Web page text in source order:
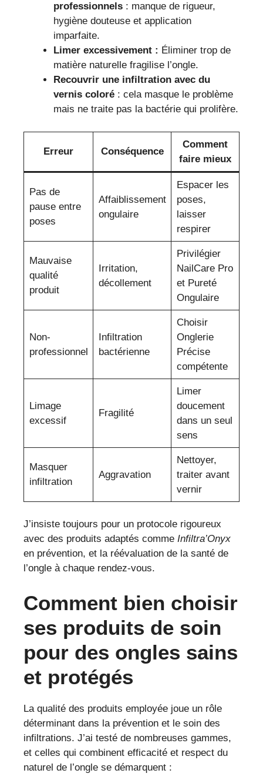
professionnels : manque de rigueur,
hygiène douteuse et application
imparfaite.
Limer excessivement : Éliminer trop de
matière naturelle fragilise l’ongle.
Recouvrir une infiltration avec du
vernis coloré : cela masque le problème
mais ne traite pas la bactérie qui prolifère.
Erreur Conséquence
Comment
faire mieux
Pas de
pause entre
poses
Affaiblissement
ongulaire
Espacer les
poses,
laisser
respirer
Mauvaise
qualité
produit
Irritation,
décollement
Privilégier
NailCare Pro
et Pureté
Ongulaire
Non-
professionnel
Infiltration
bactérienne
Choisir
Onglerie
Précise
compétente
Limage
excessif
Fragilité
Limer
doucement
dans un seul
sens
Masquer
infiltration
Aggravation
Nettoyer,
traiter avant
vernir
J’insiste toujours pour un protocole rigoureux
avec des produits adaptés comme Infiltra’Onyx
en prévention, et la réévaluation de la santé de
l’ongle à chaque rendez-vous.
Comment bien choisir
ses produits de soin
pour des ongles sains
et protégés
La qualité des produits employée joue un rôle
déterminant dans la prévention et le soin des
infiltrations. J’ai testé de nombreuses gammes,
et celles qui combinent efficacité et respect du
naturel de l’ongle se démarquent :